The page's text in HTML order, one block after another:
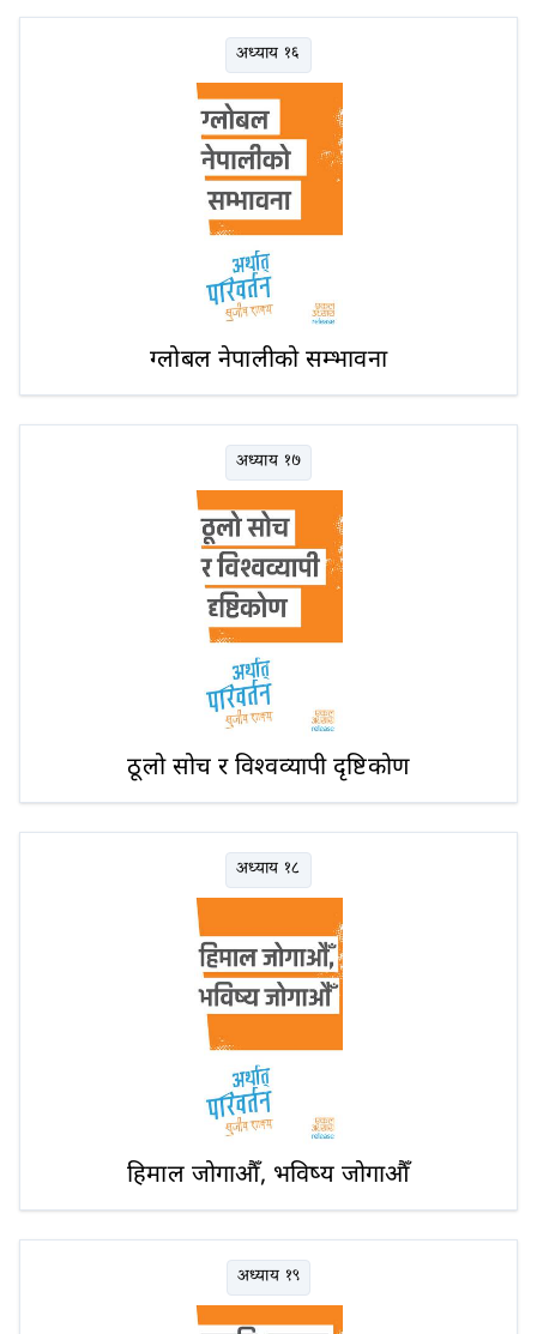
अध्याय १६
ग्लोबल नेपालीको सम्भावना
अध्याय १७
ठूलो सोच र विश्वव्यापी दृष्टिकोण
अध्याय १८
हिमाल जोगाऔँ, भविष्य जोगाऔँ
अध्याय १९